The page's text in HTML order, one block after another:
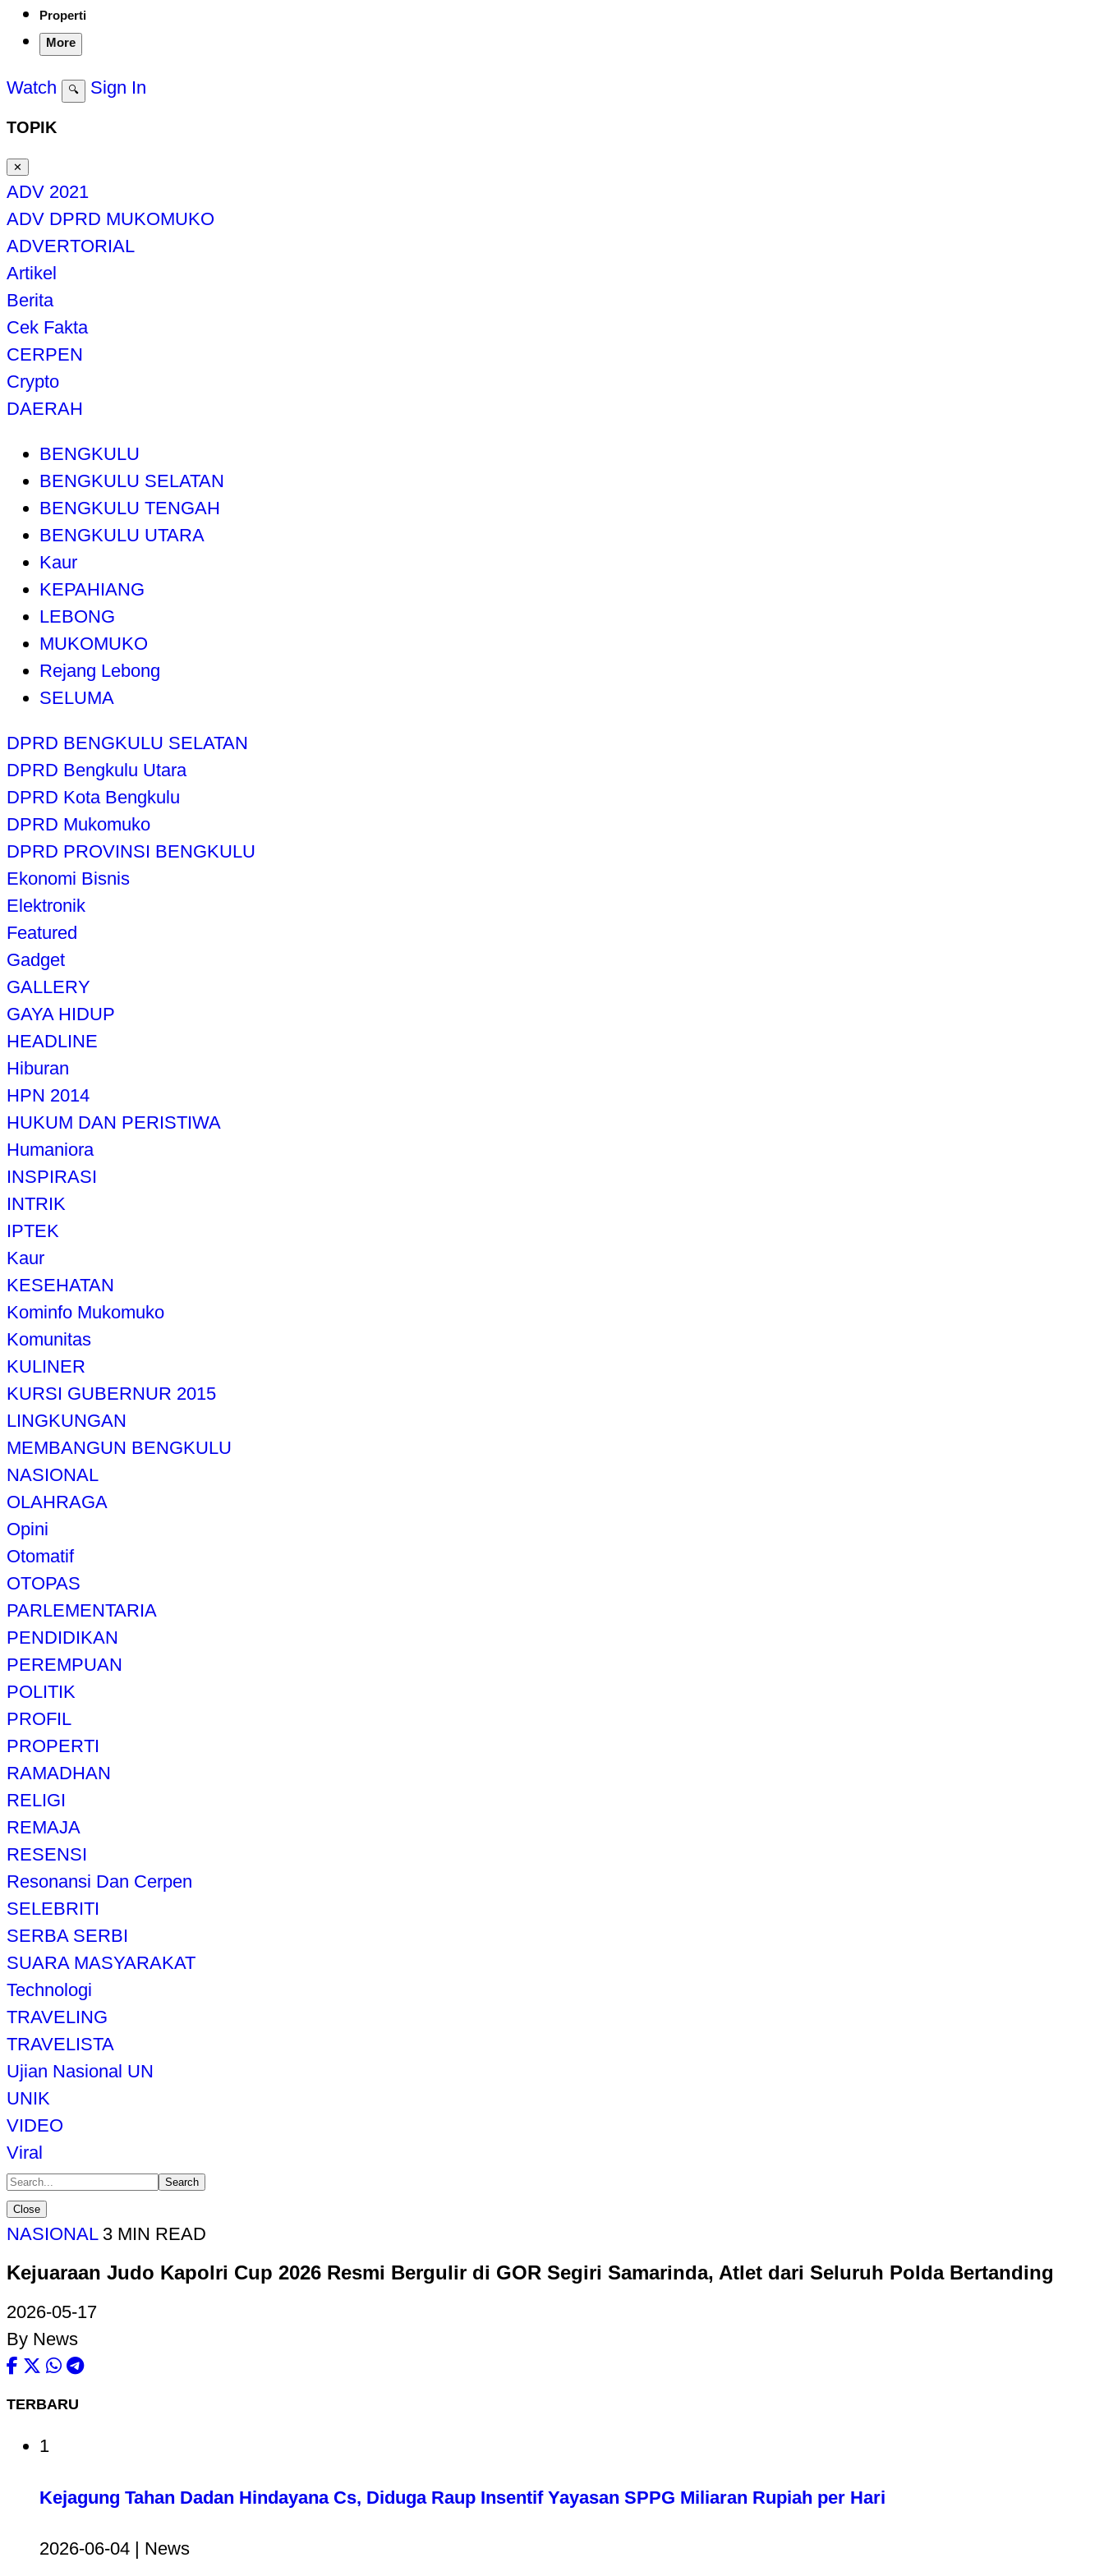
Properti
More
Watch 🔍 Sign In
TOPIK
✕
ADV 2021
ADV DPRD MUKOMUKO
ADVERTORIAL
Artikel
Berita
Cek Fakta
CERPEN
Crypto
DAERAH
BENGKULU
BENGKULU SELATAN
BENGKULU TENGAH
BENGKULU UTARA
Kaur
KEPAHIANG
LEBONG
MUKOMUKO
Rejang Lebong
SELUMA
DPRD BENGKULU SELATAN
DPRD Bengkulu Utara
DPRD Kota Bengkulu
DPRD Mukomuko
DPRD PROVINSI BENGKULU
Ekonomi Bisnis
Elektronik
Featured
Gadget
GALLERY
GAYA HIDUP
HEADLINE
Hiburan
HPN 2014
HUKUM DAN PERISTIWA
Humaniora
INSPIRASI
INTRIK
IPTEK
Kaur
KESEHATAN
Kominfo Mukomuko
Komunitas
KULINER
KURSI GUBERNUR 2015
LINGKUNGAN
MEMBANGUN BENGKULU
NASIONAL
OLAHRAGA
Opini
Otomatif
OTOPAS
PARLEMENTARIA
PENDIDIKAN
PEREMPUAN
POLITIK
PROFIL
PROPERTI
RAMADHAN
RELIGI
REMAJA
RESENSI
Resonansi Dan Cerpen
SELEBRITI
SERBA SERBI
SUARA MASYARAKAT
Technologi
TRAVELING
TRAVELISTA
Ujian Nasional UN
UNIK
VIDEO
Viral
Search
Close
NASIONAL 3 MIN READ
Kejuaraan Judo Kapolri Cup 2026 Resmi Bergulir di GOR Segiri Samarinda, Atlet dari Seluruh Polda Bertanding
2026-05-17
By News
TERBARU
1
Kejagung Tahan Dadan Hindayana Cs, Diduga Raup Insentif Yayasan SPPG Miliaran Rupiah per Hari
2026-06-04 | News